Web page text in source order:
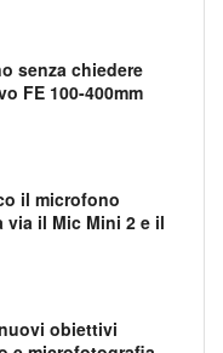
senza chiedere
FE 100-400mm
il microfono
via il Mic Mini 2 e il
obiettivi